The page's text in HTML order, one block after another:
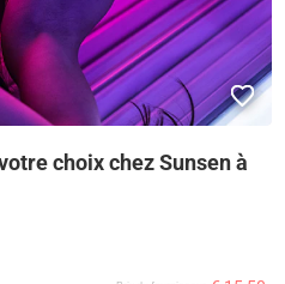
choix chez Sunsen à